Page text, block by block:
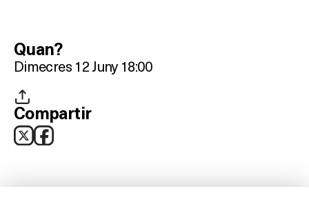
Quan?
Dimecres 12 Juny 18:00
Compartir